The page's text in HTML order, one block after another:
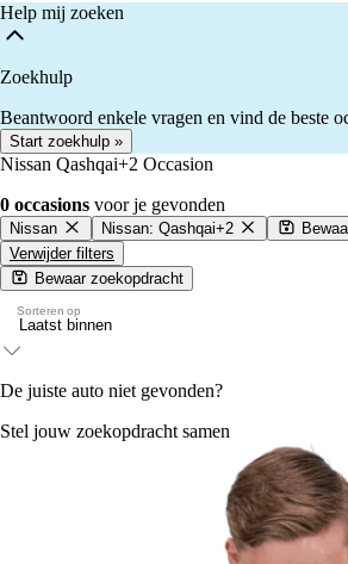
Help mij zoeken
Zoekhulp
Beantwoord enkele vragen en vind de beste
Start zoekhulp »
Nissan Qashqai+2 Occasion
0 occasions voor je gevonden
Nissan Nissan: Qashqai+2
Verwijder filters
Bewaar zoekopdracht
Sorteren op
De juiste auto niet gevonden?
Stel jouw zoekopdracht samen